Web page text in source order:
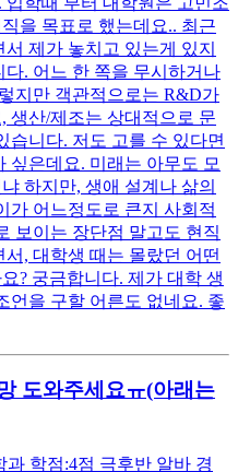
을 목표로 했는데요.. 최근
제가 놓치고 있는게 있지
. 어느 한 쪽을 무시하거나
지만 객관적으로는 R&D가
생산/제조는 상대적으로 문
습니다. 저도 고를 수 있다면
싶은데요. 미래는 아무도 모
하지만, 생애 설계나 삶의
가 어느정도로 큰지 사회적
보이는 장단점 말고도 현직
, 대학생 때는 몰랐던 어떤
? 궁금합니다. 제가 대학 생
언을 구할 어른도 없네요. 좋
도와주세요ㅠ(아래는
학점:4점 극후반 알바 경